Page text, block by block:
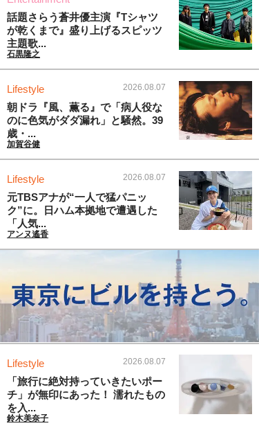
話題さらう蒼井優主演『Tシャツ
が乾くまで』盛り上げるスピッツ
主題歌...
石黒隆之
Lifestyle 2026.08.07
朝ドラ『風、薫る』で「病人役な
のに色気がダダ漏れ」と騒然。39
歳・...
加賀谷健
Lifestyle 2026.08.07
元TBSアナが“一人で猛パニッ
ク”に。日ハム本拠地で遭遇した
「人気...
アンヌ遙香
Lifestyle 2026.08.07
「旅行に絶対持っていきたいポー
チ」が無印にあった！ 濡れたもの
を入...
鈴木美奈子